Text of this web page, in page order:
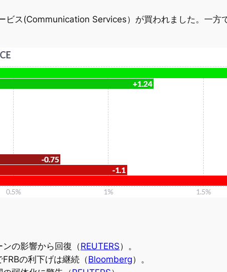
ビス(Communication Services）が買われました。一
の影響から回復（REUTERS）。
の利下げは継続（Bloomberg）。